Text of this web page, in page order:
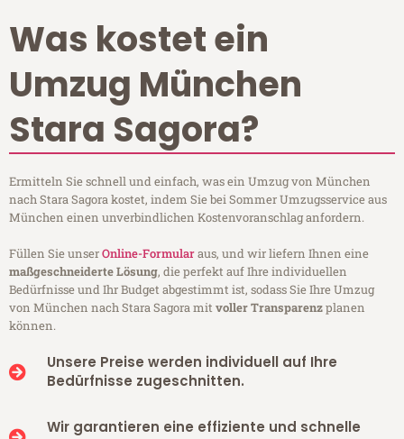
Was kostet ein
Umzug München
Stara Sagora?
Ermitteln Sie schnell und einfach, was ein Umzug von München
nach Stara Sagora kostet, indem Sie bei Sommer Umzugsservice aus
München einen unverbindlichen Kostenvoranschlag anfordern.
Füllen Sie unserOnline-Formularaus, und wir liefern Ihnen eine
maßgeschneiderte Lösung, die perfekt auf Ihre individuellen
Bedürfnisse und Ihr Budget abgestimmt ist, sodass Sie Ihre Umzug
von München nach Stara Sagora mitvoller Transparenzplanen
können.
Unsere Preise werden individuell auf Ihre
Bedürfnisse zugeschnitten.
Wir garantieren eine effiziente und schnelle